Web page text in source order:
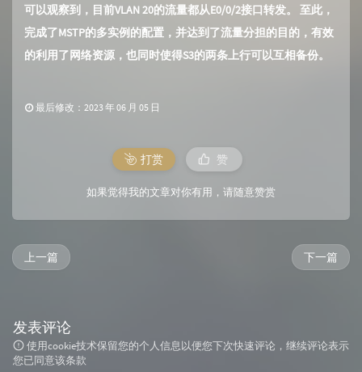
可以观察到，目前VLAN 20的流量都从E0/0/2接口转发。 至此，
完成了MSTP的多实例的配置，并达到了流量分担的目的，有效
的利用了网络资源，也同时使得S3的两条上行可以互相备份。
最后修改：2023 年 06 月 05 日
打赏 赞
如果觉得我的文章对你有用，请随意赞赏
下一篇
上一篇
发表评论
使用cookie技术保留您的个人信息以便您下次快速评论，继续评论表示
您已同意该条款